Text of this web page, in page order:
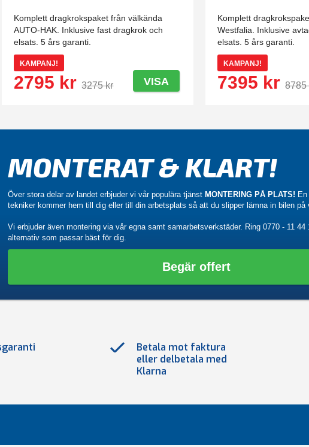
Komplett dragkrokspaket från välkända
AUTO-HAK. Inklusive fast dragkrok och
elsats. 5 års garanti.
KAMPANJ!
2795 kr 3275 kr VISA
Komplett
Westfalia. Inklusive
elsats. 5 års garanti.
KAMPANJ!
7395 kr 8785
MONTERAT & KLART!
Över stora delar av landet erbjuder vi vår populära tjänst MONTERING PÅ PLATS!
tekniker kommer hem till dig eller till din arbetsplats så att du slipper lämna in bilen på
Vi erbjuder även montering via vår egna samt samarbetsverkstäder. Ring 0770 - 11 44
alternativ som passar bäst för dig.
Begär offert
Betala mot faktura
eller delbetala med
Klarna